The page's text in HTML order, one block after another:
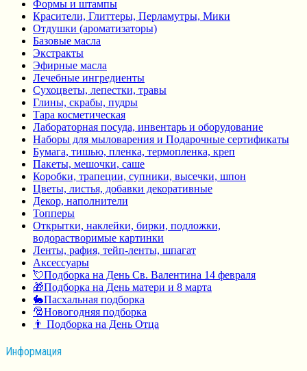
Формы и штампы
Красители, Глиттеры, Перламутры, Мики
Отдушки (ароматизаторы)
Базовые масла
Экстракты
Эфирные масла
Лечебные ингредиенты
Сухоцветы, лепестки, травы
Глины, скрабы, пудры
Тара косметическая
Лабораторная посуда, инвентарь и оборудование
Наборы для мыловарения и Подарочные сертификаты
Бумага, тишью, пленка, термопленка, креп
Пакеты, мешочки, саше
Коробки, трапеции, супники, высечки, шпон
Цветы, листья, добавки декоративные
Декор, наполнители
Топперы
Открытки, наклейки, бирки, подложки,
водорастворимые картинки
Ленты, рафия, тейп-ленты, шпагат
Аксессуары
💘Подборка на День Св. Валентина 14 февраля
🎁Подборка на День матери и 8 марта
🐇Пасхальная подборка
🎅Новогодняя подборка
👨 Подборка на День Отца
Информация